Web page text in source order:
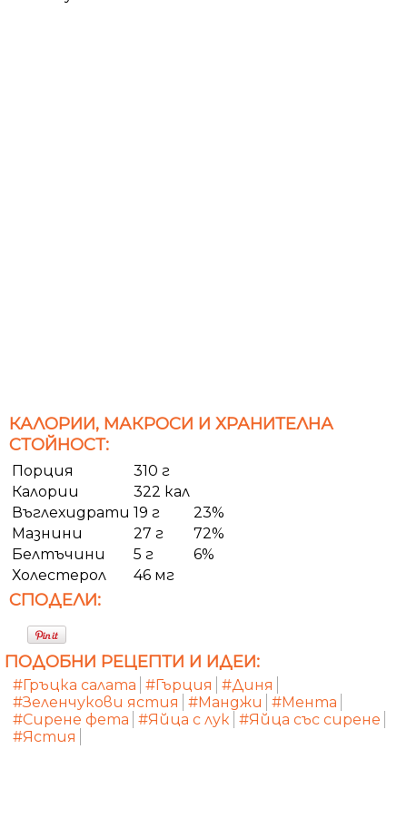
КАЛОРИИ, МАКРОСИ И ХРАНИТЕЛНА
СТОЙНОСТ:
Порция
310 г
Калории
322 кал
Въглехидрати 19 г
23%
Мазнини
27 г
72%
Белтъчини
5 г
6%
Холестерол
46 мг
СПОДЕЛИ:
ПОДОБНИ РЕЦЕПТИ И ИДЕИ:
#Гръцка салата #Гърция
#Диня
#Зеленчукови ястия
#Манджи
#Мента
#Сирене фета #Яйца с лук #Яйца със сирене
#Ястия